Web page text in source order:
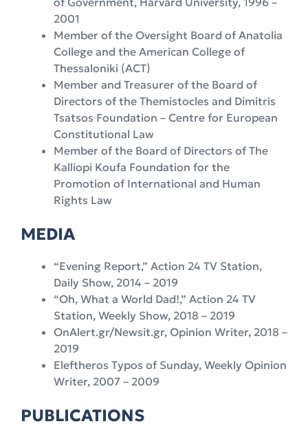
2001
Member of the Oversight Board of Anatolia
College and the American College of
Thessaloniki (ACT)
Member and Treasurer of the Board of
Directors of the Themistocles and Dimitris
Tsatsos Foundation – Centre for European
Constitutional Law
Member of the Board of Directors of The
Kalliopi Koufa Foundation for the
Promotion of International and Human
Rights Law
MEDIA
“Evening Report,” Action 24 TV Station,
Daily Show, 2014 – 2019
“Oh, What a World Dad!,” Action 24 TV
Station, Weekly Show, 2018 – 2019
OnAlert.gr/Newsit.gr, Opinion Writer, 2018 –
2019
Eleftheros Typos of Sunday, Weekly Opinion
Writer, 2007 – 2009
PUBLICATIONS